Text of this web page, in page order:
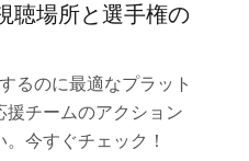
聴場所と選手権の
るのに最適なプラット
チームのアクション
今すぐチェック！